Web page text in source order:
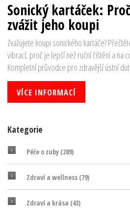
Sonický kartáček:
zvážit jeho koupi
Zvažujete koupi sonického kartáče?
vibrací, proč je lepší než ruční čištění a na
Kompletní průvodce pro zdravější ústní
VÍCE INFORMACÍ
Kategorie
Péče o zuby (289)
Zdraví a wellness (79)
Zdraví a krása (43)